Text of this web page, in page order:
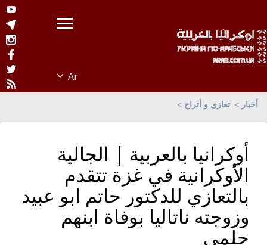
أخبار تعازي و أتراح
أوكرانيا بالعربية | الجالية
الأوكرانية في غزة تتقدم
بالتعازي للدكتور حاتم ابو عبيد
وزوجته ناتاليا بوفاة ابنهم
حلمي